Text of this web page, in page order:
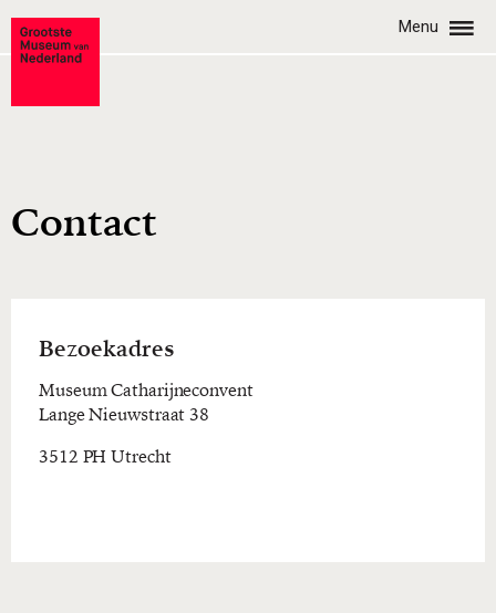
Menu
Contact
Bezoekadres
Museum Catharijneconvent
Lange Nieuwstraat 38
3512 PH Utrecht